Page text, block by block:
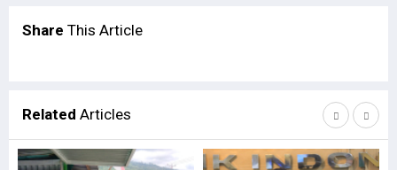
Share This Article
Related Articles